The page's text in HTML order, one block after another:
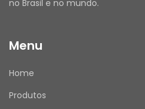
aplicações florestais e
incluindo circuitos de
Sua utilização contribui
eficiência do sistema
no Brasil e no mundo.
Menu
Home
Produtos